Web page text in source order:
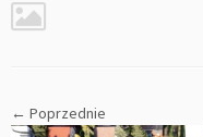
← Poprzednie